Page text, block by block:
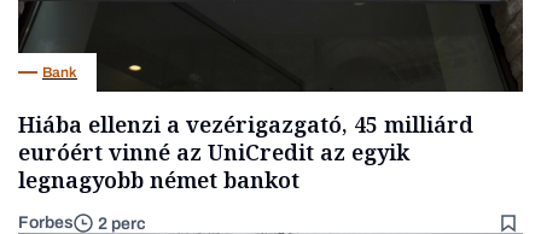
Bank
Hiába ellenzi a vezérigazgató, 45 milliárd
euróért vinné az UniCredit az egyik
legnagyobb német bankot
Forbes 2 perc